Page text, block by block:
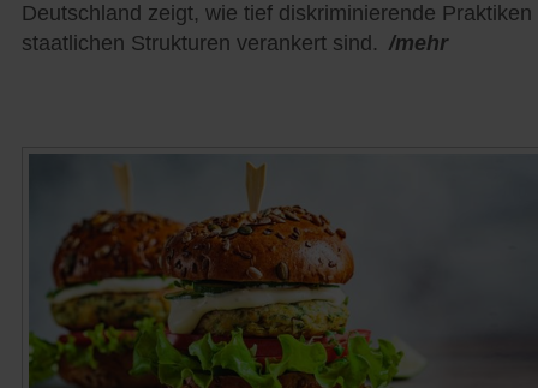
Deutschland zeigt, wie tief diskriminierende Praktiken
staatlichen Strukturen verankert sind. /mehr